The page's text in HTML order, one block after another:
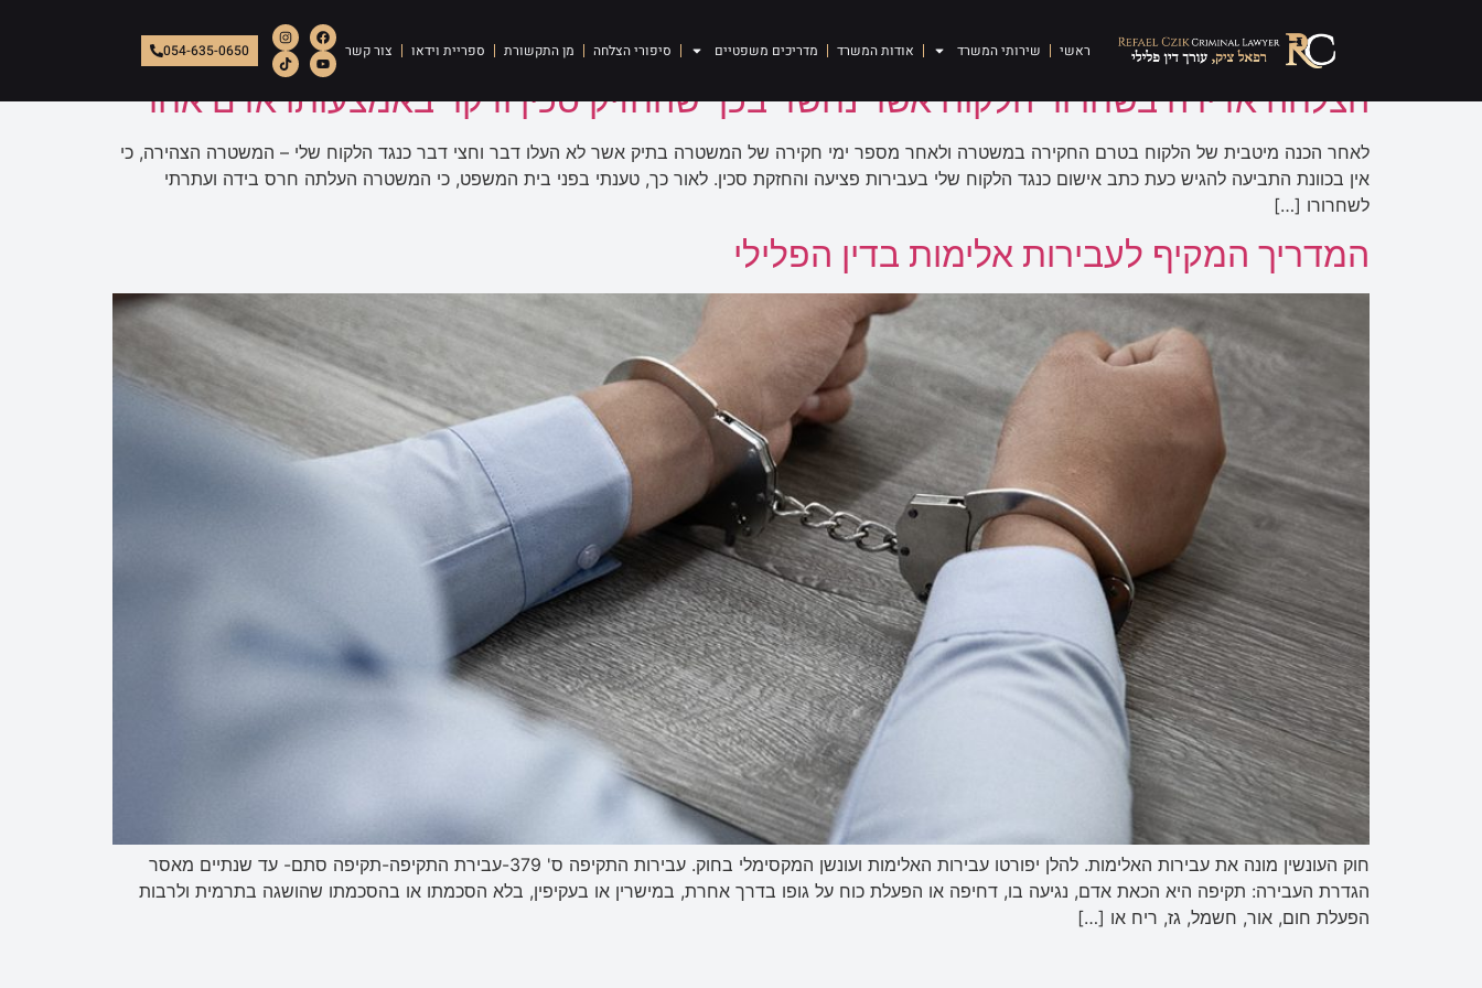
ראשי שירותי המשרד אודות המשרד מדריכים משפטיים סיפורי הצלחה מן התקשורת ספריית וידאו צור קשר 054-635-0650 תגית:פציעה בנסיבות מחמירות
הצלחה אדירה בשחרור הלקוח אשר נחשד בכך שהחזיק סכין ודקר באמצעותו אדם אחר
לאחר הכנה מיטבית של הלקוח בטרם החקירה במשטרה ולאחר מספר ימי חקירה של המשטרה בתיק אשר לא העלו דבר וחצי דבר כנגד הלקוח שלי – המשטרה הצהירה, כי
אין בכוונת התביעה להגיש כעת כתב אישום כנגד הלקוח שלי בעבירות פציעה והחזקת סכין. לאור כך, טענתי בפני בית המשפט, כי המשטרה העלתה חרס בידה ועתרתי
לשחרורו […]
המדריך המקיף לעבירות אלימות בדין הפלילי
חוק העונשין מונה את עבירות האלימות. להלן יפורטו עבירות האלימות ועונשן המקסימלי בחוק. עבירות התקיפה ס' 379-עבירת התקיפה-תקיפה סתם- עד שנתיים מאסר
הגדרת העבירה: תקיפה היא הכאת אדם, נגיעה בו, דחיפה או הפעלת כוח על גופו בדרך אחרת, במישרין או בעקיפין, בלא הסכמתו או בהסכמתו שהושגה בתרמית ולרבות
הפעלת חום, אור, חשמל, גז, ריח או […]